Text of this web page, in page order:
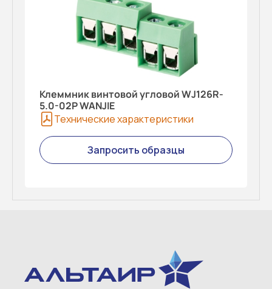
Клеммник винтовой угловой WJ126R-
5.0-02P WANJIE
Технические характеристики
Запросить образцы